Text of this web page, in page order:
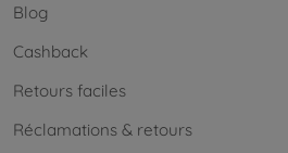
Blog
Cashback
Retours faciles
Réclamations & retours